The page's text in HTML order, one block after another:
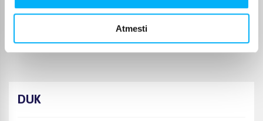
Atmesti
Edvardas B.
Patvirtintas pirkėjas
DUK